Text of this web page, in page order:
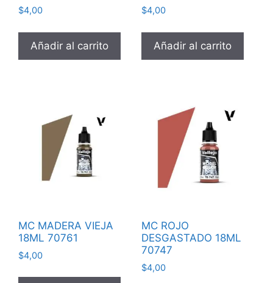
$4,00
Añadir al carrito
$4,00
Añadir al carrito
MC MADERA VIEJA
18ML 70761
$4,00
MC ROJO
DESGASTADO 18ML
70747
$4,00